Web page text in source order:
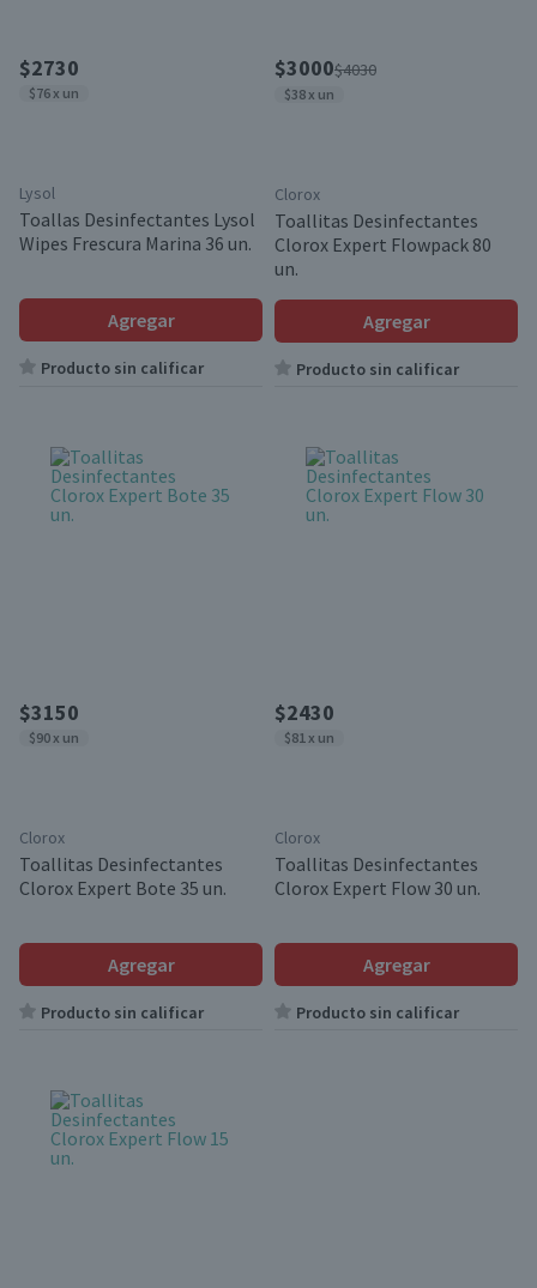
$2730
$76 x un
Lysol
Toallas Desinfectantes Lysol
Wipes Frescura Marina 36 un.
Agregar
Producto sin calificar
$3000$4030
$38 x un
Clorox
Toallitas Desinfectantes
Clorox Expert Flowpack 80
un.
Agregar
Producto sin calificar
$3150
$90 x un
Clorox
Toallitas Desinfectantes
Clorox Expert Bote 35 un.
Agregar
Producto sin calificar
$2430
$81 x un
Clorox
Toallitas Desinfectantes
Clorox Expert Flow 30 un.
Agregar
Producto sin calificar